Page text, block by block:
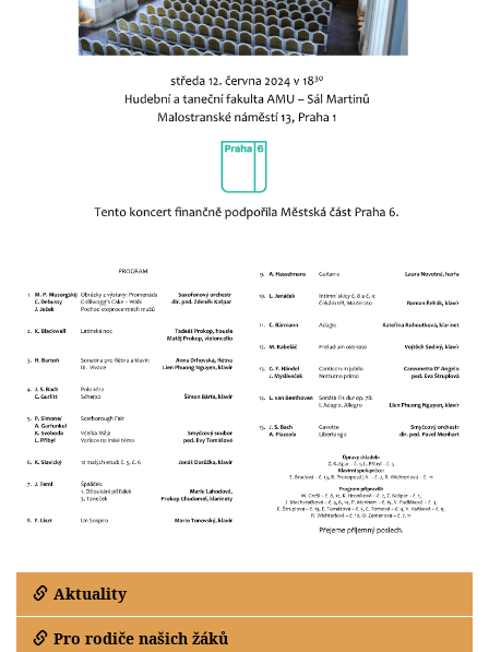
Aktuality
Pro rodiče našich žáků